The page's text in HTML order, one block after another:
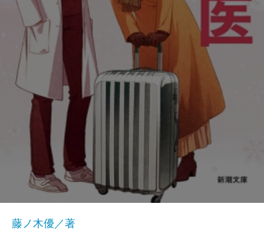
藤ノ木優／著